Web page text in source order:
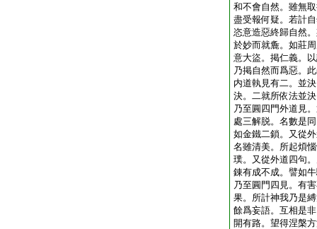
和不會自然。雖無
盡受報何疑。若計
恣意造惡終歸自然
於妙而就麁。如莊
意大盜。掲仁義。
乃掲自然而爲惡。
内道執見有二。並
決。二就所依法並
乃至圓四門外道見
處三解脱。名數是
如金鐵二鎖。又從
名雖清美。所起煩
璞。又從外道四句
錬有成不成。譬如
乃至圓門四見。有
果。所計神我乃是
餘爲妄語。互相是
開有路。望得涅槃